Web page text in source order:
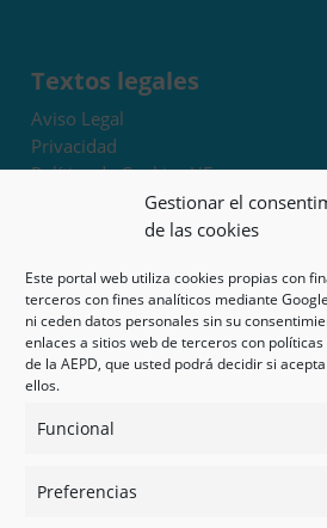
Gestionar el
de las cookies
Este portal web utiliza cookies propias con
terceros con fines analíticos mediante
ni ceden datos personales sin su
enlaces a sitios web de terceros con
de la AEPD, que usted podrá decidir si
ellos.
Funcional
Preferencias
Textos legales
Aviso Legal
Privacidad
Política de Cookies UE
Términos y condiciones
Exoneración de responsabilidad
Mapa del sitio
Mi cuenta
Tienda
Psicología en Murcia
Guías
Redes sociales